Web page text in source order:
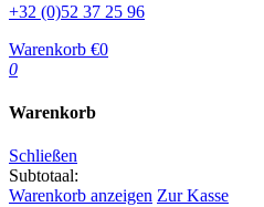
+32 (0)52 37 25 96
Warenkorb €0
0
Warenkorb
Schließen
Subtotaal:
Warenkorb anzeigen Zur Kasse